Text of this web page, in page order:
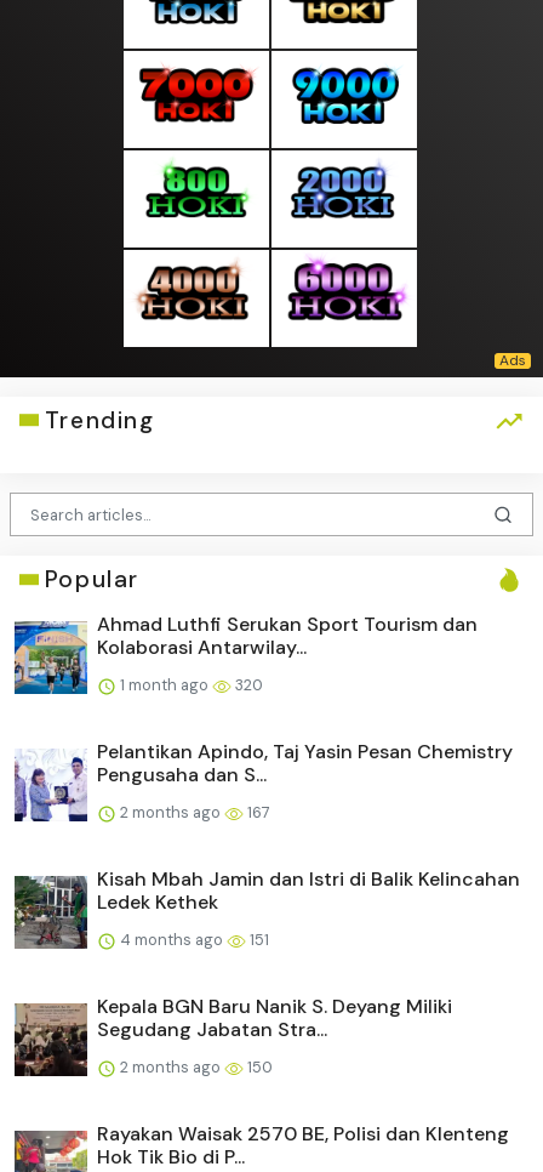
Trending
Popular
Ahmad Luthfi Serukan Sport Tourism dan
Kolaborasi Antarwilay...
1 month ago 320
Pelantikan Apindo, Taj Yasin Pesan Chemistry
Pengusaha dan S...
2 months ago 167
Kisah Mbah Jamin dan Istri di Balik Kelincahan
Ledek Kethek
4 months ago 151
Kepala BGN Baru Nanik S. Deyang Miliki
Segudang Jabatan Stra...
2 months ago 150
Rayakan Waisak 2570 BE, Polisi dan Klenteng
Hok Tik Bio di P...